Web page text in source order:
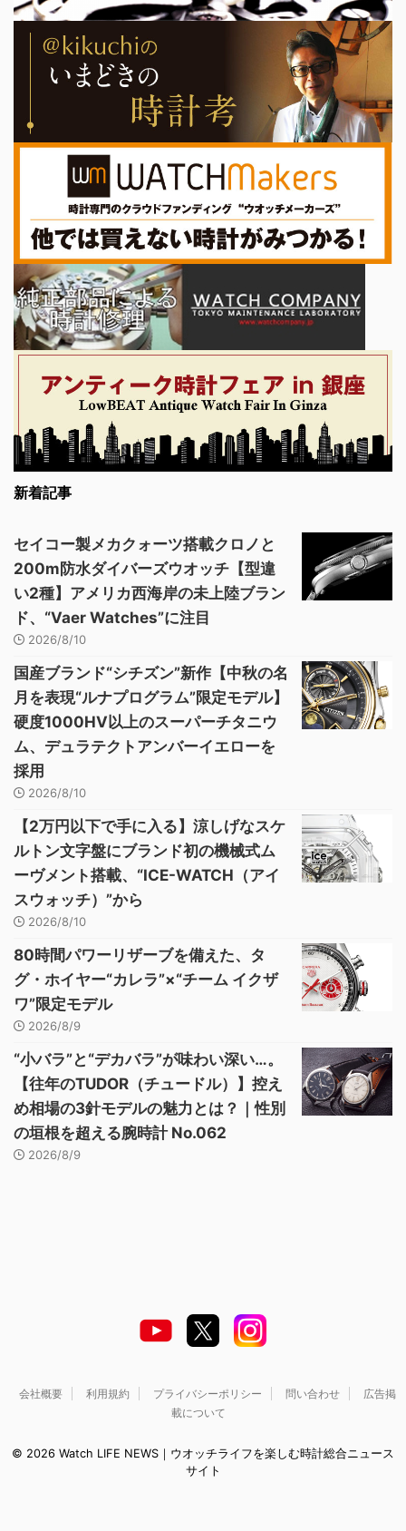
新着記事
セイコー製メカクォーツ搭載クロノと
200m防水ダイバーズウオッチ【型違
い2種】アメリカ西海岸の未上陸ブラン
ド、“Vaer Watches”に注目
2026/8/10
国産ブランド“シチズン”新作【中秋の名
月を表現“ルナプログラム”限定モデル】
硬度1000HV以上のスーパーチタニウ
ム、デュラテクトアンバーイエローを
採用
2026/8/10
【2万円以下で手に入る】涼しげなスケ
ルトン文字盤にブランド初の機械式ム
ーヴメント搭載、“ICE-WATCH（アイ
スウォッチ）”から
2026/8/10
80時間パワーリザーブを備えた、タ
グ・ホイヤー“カレラ”×“チーム イクザ
ワ”限定モデル
2026/8/9
“小バラ”と“デカバラ”が味わい深い…。
【往年のTUDOR（チュードル）】控え
め相場の3針モデルの魅力とは？｜性別
の垣根を超える腕時計 No.062
2026/8/9
会社概要 利用規約 プライバシーポリシー 問い合わせ
広告掲
載について
© 2026 Watch LIFE NEWS｜ウオッチライフを楽しむ時計総合ニュース
サイト